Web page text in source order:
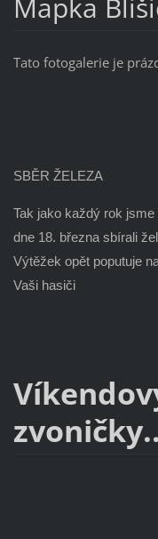
Mapka
Tato fotogalerie je
SBĚR ŽELEZA
Tak jako každý rok
dne 18. března sbírali
Výtěžek opět poputuje
Vaši hasiči
zvoničky..